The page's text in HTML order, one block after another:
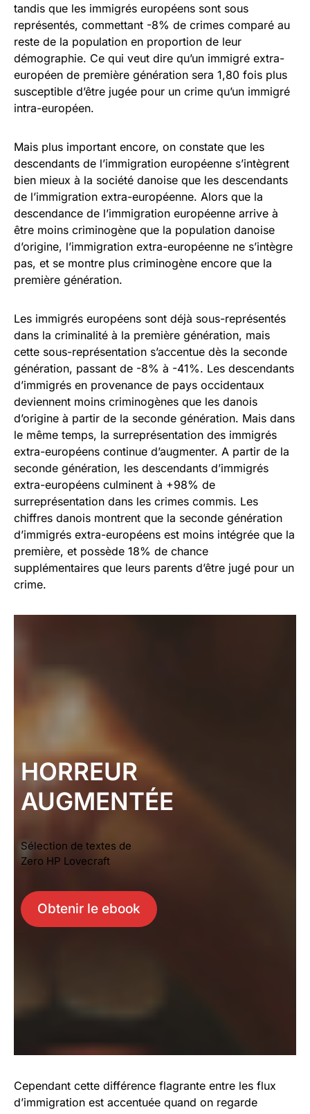
tandis que les immigrés européens sont sous
représentés, commettant -8% de crimes comparé au
reste de la population en proportion de leur
démographie. Ce qui veut dire qu’un immigré extra-
européen de première génération sera 1,80 fois plus
susceptible d’être jugée pour un crime qu’un immigré
intra-européen.
Mais plus important encore, on constate que les
descendants de l’immigration européenne s’intègrent
bien mieux à la société danoise que les descendants
de l’immigration extra-européenne. Alors que la
descendance de l’immigration européenne arrive à
être moins criminogène que la population danoise
d’origine, l’immigration extra-européenne ne s’intègre
pas, et se montre plus criminogène encore que la
première génération.
Les immigrés européens sont déjà sous-représentés
dans la criminalité à la première génération, mais
cette sous-représentation s’accentue dès la seconde
génération, passant de -8% à -41%. Les descendants
d’immigrés en provenance de pays occidentaux
deviennent moins criminogènes que les danois
d’origine à partir de la seconde génération. Mais dans
le même temps, la surreprésentation des immigrés
extra-européens continue d’augmenter. A partir de la
seconde génération, les descendants d’immigrés
extra-européens culminent à +98% de
surreprésentation dans les crimes commis. Les
chiffres danois montrent que la seconde génération
d’immigrés extra-européens est moins intégrée que la
première, et possède 18% de chance
supplémentaires que leurs parents d’être jugé pour un
crime.
HORREUR
AUGMENTÉE
Sélection de textes de
Zero HP Lovecraft
Obtenir le ebook
Cependant cette différence flagrante entre les flux
d’immigration est accentuée quand on regarde